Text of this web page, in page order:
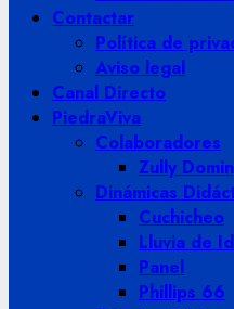
Contactar
Política de
Aviso legal
Canal Directo
PiedraViva
Colaboradores
Zully
Dinámicas
Cuchicheo
Lluvia de
Panel
Phillips 66